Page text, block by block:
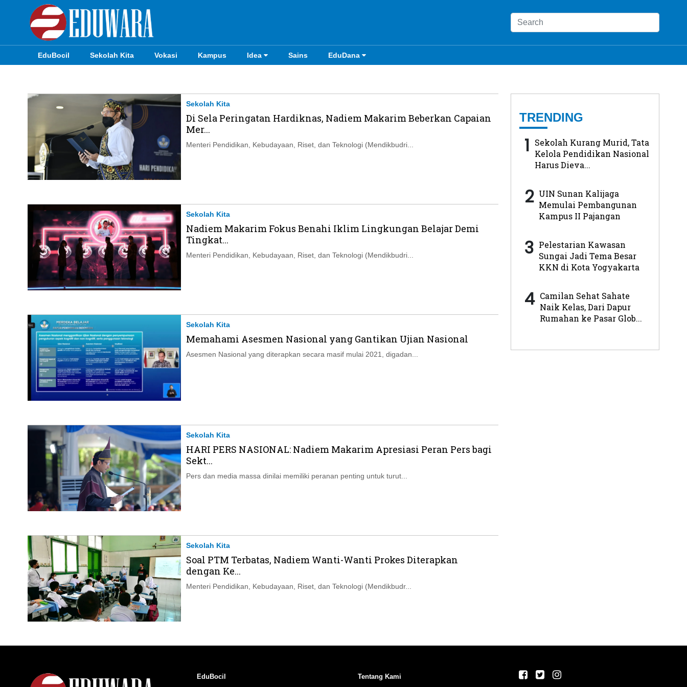
EduBocil Sekolah Kita Vokasi Kampus Idea Sains EduDana
Sekolah Kita
Kampus
Idea
Sains
Ikuti Kami di:
Sekolah Kita
Di Sela Peringatan Hardiknas, Nadiem Makarim Beberkan Capaian
Mer...
Menteri Pendidikan, Kebudayaan, Riset, dan Teknologi (Mendikbudri...
Sekolah Kita
Nadiem Makarim Fokus Benahi Iklim Lingkungan Belajar Demi
Tingkat...
Menteri Pendidikan, Kebudayaan, Riset, dan Teknologi (Mendikbudri...
Sekolah Kita
Memahami Asesmen Nasional yang Gantikan Ujian Nasional
Asesmen Nasional yang diterapkan secara masif mulai 2021, digadan...
Sekolah Kita
HARI PERS NASIONAL: Nadiem Makarim Apresiasi Peran Pers bagi
Sekt...
Pers dan media massa dinilai memiliki peranan penting untuk turut...
Sekolah Kita
Soal PTM Terbatas, Nadiem Wanti-Wanti Prokes Diterapkan
dengan Ke...
Menteri Pendidikan, Kebudayaan, Riset, dan Teknologi (Mendikbudr...
TRENDING
1 Sekolah Kurang Murid, Tata
Kelola Pendidikan Nasional
Harus Dieva...
2 UIN Sunan Kalijaga
Memulai Pembangunan
Kampus II Pajangan
3 Pelestarian Kawasan
Sungai Jadi Tema Besar
KKN di Kota Yogyakarta
4 Camilan Sehat Sahate
Naik Kelas, Dari Dapur
Rumahan ke Pasar Glob...
EduBocil Tentang Kami